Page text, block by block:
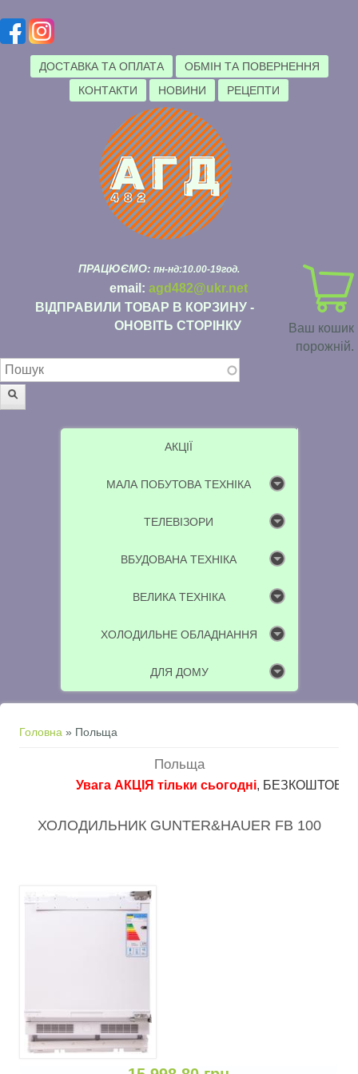
ДОСТАВКА ТА ОПЛАТА
ОБМІН ТА ПОВЕРНЕННЯ
КОНТАКТИ
НОВИНИ РЕЦЕПТИ
Ваш кошик
порожній.
ПРАЦЮЄМО: пн-нд:10.00-19год.
email: agd482@ukr.net
ВІДПРАВИЛИ ТОВАР В КОРЗИНУ -
ОНОВІТЬ СТОРІНКУ
Пошукова форма
АКЦІЇ
МАЛА ПОБУТОВА ТЕХНІКА
ТЕЛЕВІЗОРИ
ВБУДОВАНА ТЕХНІКА
ВЕЛИКА ТЕХНІКА
ХОЛОДИЛЬНЕ ОБЛАДНАННЯ
ДЛЯ ДОМУ
Ви є тут
Головна » Польща
Польща
Увага АКЦІЯ тільки сьогодні, БЕЗКОШТОВНА
ХОЛОДИЛЬНИК GUNTER&HAUER FB 100